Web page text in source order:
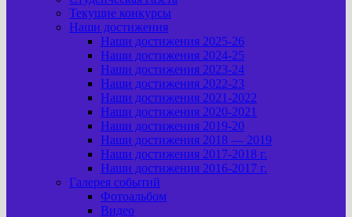
Текущие конкурсы
Наши достижения
Наши достижения 2025-26
Наши достижения 2024-25
Наши достижения 2023-24
Наши достижения 2022-23
Наши достижения 2021-2022
Наши достижения 2020-2021
Наши достижения 2019-20
Наши достижения 2018 — 2019
Наши достижения 2017-2018 г.
Наши достижения 2016-2017 г.
Галерея событий
Фотоальбом
Видео